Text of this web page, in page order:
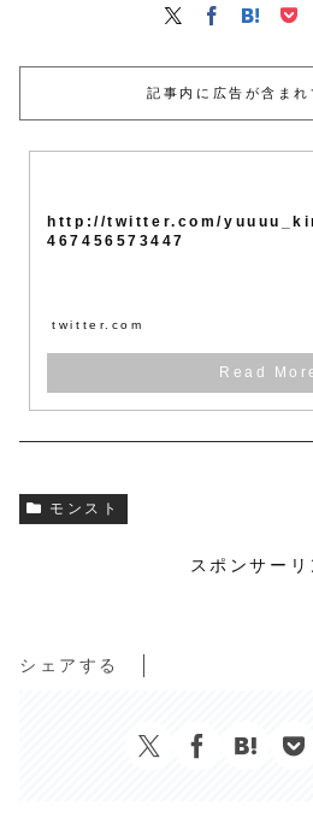
記事内に広告が含まれ
http://twitter.com/
467456573447
twitter.com
モンスト
スポンサーリ
シェアする